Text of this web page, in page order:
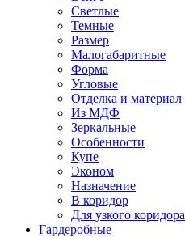
Светлые
Темные
Размер
Малогабаритные
Форма
Угловые
Отделка и материал
Из МДФ
Зеркальные
Особенности
Купе
Эконом
Назначение
В коридор
Для узкого коридора
Гардеробные